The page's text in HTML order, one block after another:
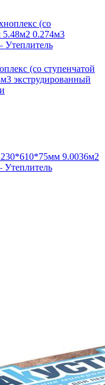
(со ступенчатой
экструдированный